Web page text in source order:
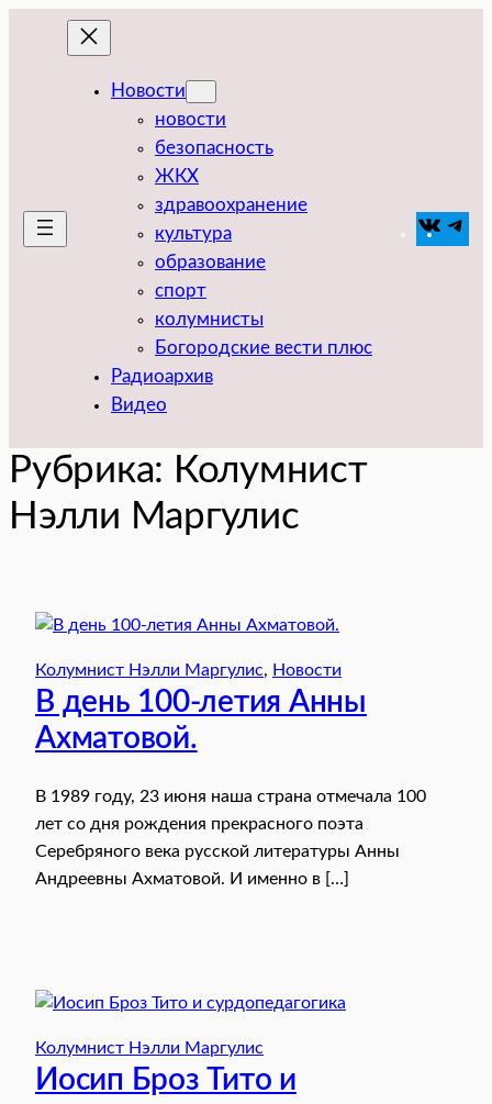
Перейти
Новости
новости
безопасность
ЖКХ
здравоохранение
культура
образование
спорт
колумнисты
Богородские вести плюс
Радиоархив
Видео
VK
Рубрика: Колумнист
Нэлли Маргулис
Колумнист Нэлли Маргулис, Новости
В день 100-летия Анны
Ахматовой.
В 1989 году, 23 июня наша страна отмечала 100
лет со дня рождения прекрасного поэта
Серебряного века русской литературы Анны
Андреевны Ахматовой. И именно в […]
Колумнист Нэлли Маргулис
Иосип Броз Тито и